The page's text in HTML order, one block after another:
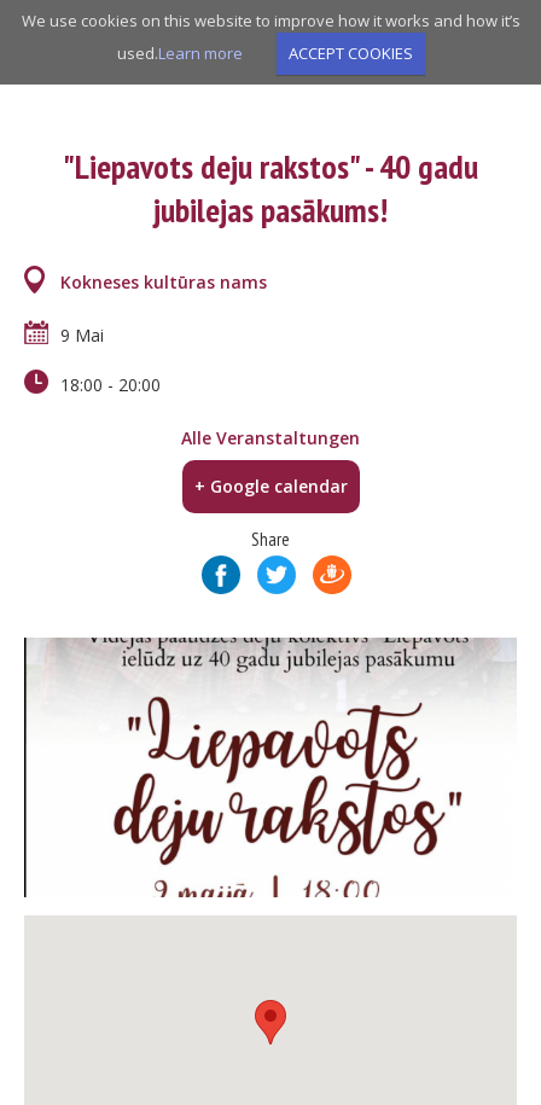
We use cookies on this website to improve how it works and how it’s
used.Learn more ACCEPT COOKIES
Skip
"Liepavots deju rakstos" - 40 gadu
jubilejas pasākums!
Kokneses kultūras nams
9 Mai
18:00 - 20:00
Alle Veranstaltungen
+ Google calendar
Share